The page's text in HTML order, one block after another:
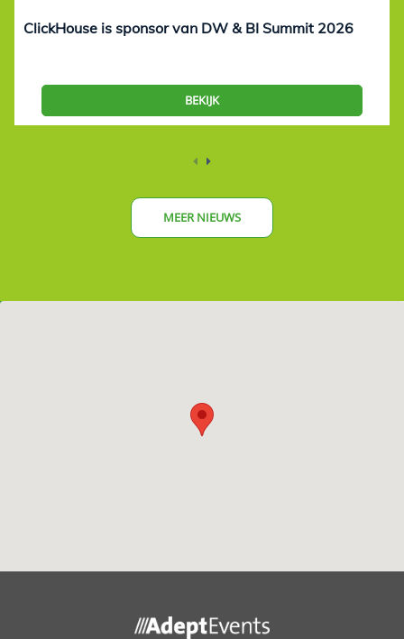
ClickHouse is sponsor van DW & BI Summit 2026
BEKIJK
MEER NIEUWS